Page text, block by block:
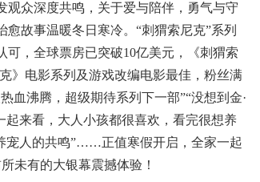
众深度共鸣，关于爱与陪伴，勇气与守
故事温暖冬日寒冷。“刺猬索尼克”系列
，全球票房已突破10亿美元，《刺猬索
》电影系列及游戏改编电影最佳，粉丝满
血沸腾，超级期待系列下一部”“没想到金·
起来看，大人小孩都很喜欢，看完很想养
宠人的共鸣”……正值寒假开启，全家一起
未有的大银幕震撼体验！